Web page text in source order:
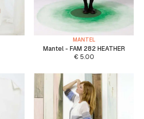
MANTEL
Mantel - FAM 282 HEATHER
€5.00